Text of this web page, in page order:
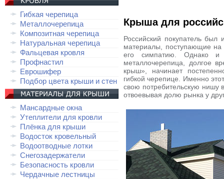
Гибкая черепица
Металлочерепица
Композитная черепица
Натуральная черепица
Фальцевая кровля
Профнастил
Еврошифер
Подбор цвета крыши и стен
Мансардные окна
Утеплители для кровли
Плёнка для крыши
Водосток кровельный
Водоотводные лотки
Снегозадержатели
Безопасность кровли
Чердачные лестницы
Крыша для
Российский покупатель был
материалы, поступающие на
его симпатию. Однако и
металлочерепица, долгое
крыш», начинает
гибкой черепице. Именно
свою потребительскую нишу
отвоевывая долю рынка у